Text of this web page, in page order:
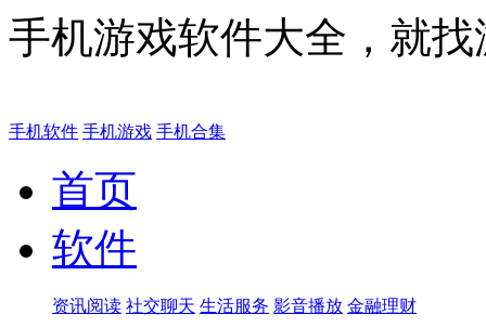
手机游戏软件大全，就
手机软件 手机游戏 手机合集
首页
软件
资讯阅读 社交聊天 生活服务 影音播放 金融理财